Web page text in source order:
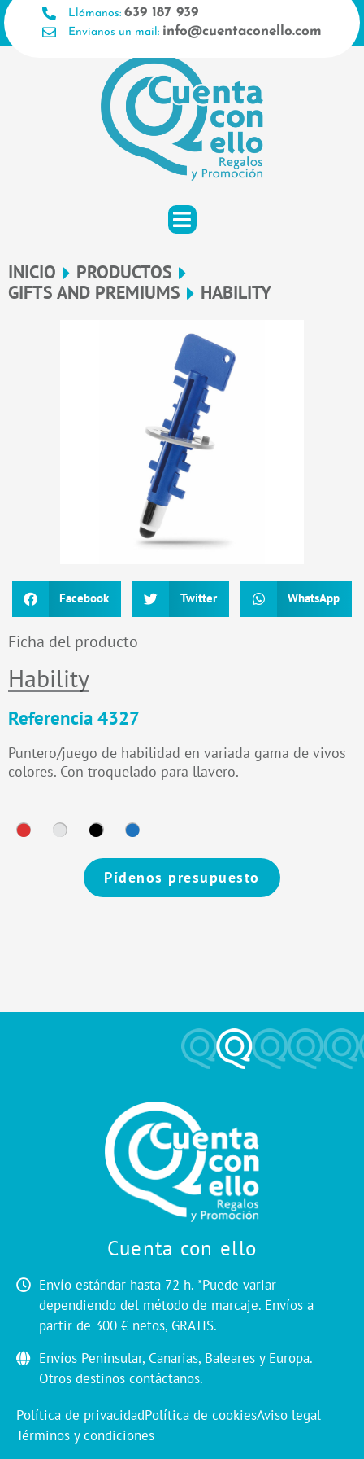
Ir
al
contenido
Llámanos: 639 187 939
Envíanos un mail: info@cuentaconello.com
INICIO
PRODUCTOS
GIFTS AND PREMIUMS
HABILITY
Facebook Twitter WhatsApp
Ficha del producto
Hability
Referencia 4327
Puntero/juego de habilidad en variada gama de vivos
colores. Con troquelado para llavero.
Pídenos presupuesto
Cuenta con ello
Envío estándar hasta 72 h. *Puede variar
dependiendo del método de marcaje. Envíos a
partir de 300 € netos, GRATIS.
Envíos Peninsular, Canarias, Baleares y Europa.
Otros destinos contáctanos.
Política de privacidadPolítica de cookiesAviso legal
Términos y condiciones